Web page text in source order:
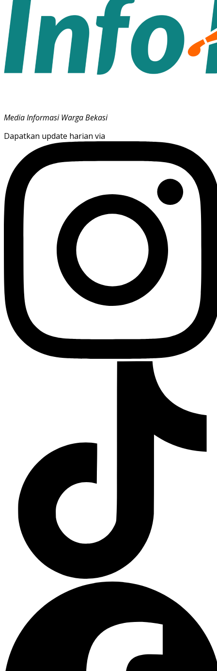
Media Informasi Warga Bekasi
Dapatkan update harian via